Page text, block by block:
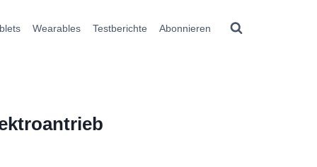
Wearables Testberichte Abonnieren